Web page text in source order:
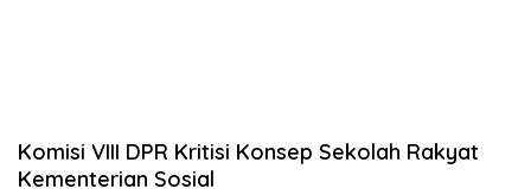
Komisi VIII DPR Kritisi Konsep Sekolah Rakyat
Kementerian Sosial